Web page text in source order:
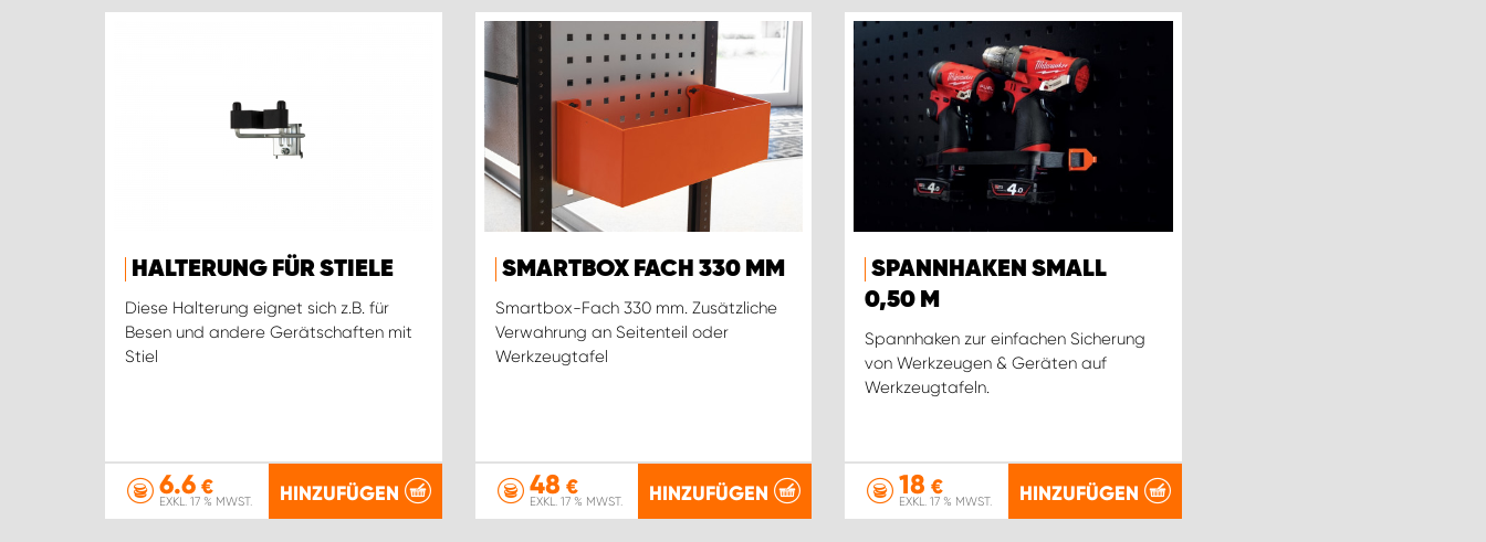
HALTERUNG FÜR STIELE
Diese Halterung eignet sich z.B. für
Besen und andere Gerätschaften mit
Stiel
6.6 €
EXKL. 17 % MWST. HINZUFÜGEN
SMARTBOX FACH 330 MM
Smartbox-Fach 330 mm. Zusätzliche
Verwahrung an Seitenteil oder
Werkzeugtafel
48 €
EXKL. 17 % MWST. HINZUFÜGEN
SPANNHAKEN SMALL
0,50 M
Spannhaken zur einfachen Sicherung
von Werkzeugen & Geräten auf
Werkzeugtafeln.
18 €
EXKL. 17 % MWST. HINZUFÜGEN